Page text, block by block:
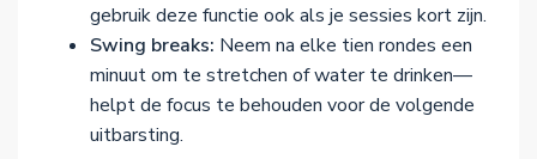
gebruik deze functie ook als je sessies kort zijn.
Swing breaks: Neem na elke tien rondes een
minuut om te stretchen of water te drinken—
helpt de focus te behouden voor de volgende
uitbarsting.